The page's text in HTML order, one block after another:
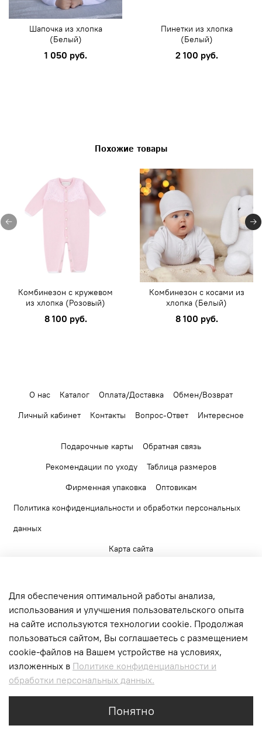
Шапочка из хлопка
(Белый)
1 050 руб.
Пинетки из хлопка
(Белый)
2 100 руб.
Похожие товары
Комбинезон с кружевом
из хлопка (Розовый)
8 100 руб.
Комбинезон с косами из
хлопка (Белый)
8 100 руб.
О нас Каталог Оплата/Доставка
Обмен/Возврат
Личный кабинет
Контакты Вопрос-Ответ Интересное
Подарочные карты
Обратная связь
Рекомендации по уходу
Таблица размеров
Фирменная упаковка
Оптовикам
Политика конфиденциальности и обработки персональных
данных
Карта сайта
+7 903 520 56 65
г. Москва, Верейская ул., д.17. БЦ Верейская
Плаза II
Интернет-магазин создан на inSales
Для обеспечения оптимальной работы анализа,
использования и улучшения пользовательского опыта
на сайте используются технологии cookie. Продолжая
пользоваться сайтом, Вы соглашаетесь с размещением
cookie-файлов на Вашем устройстве на условиях,
изложенных в Политике конфиденциальности и
обработки персональных данных.
Понятно